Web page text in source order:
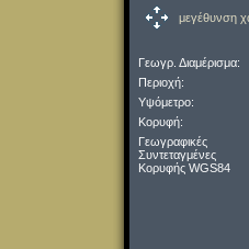
μεγέθυνση
Γεωγρ. Διαμέρισμα:
Περιοχή:
Υψόμετρο:
Κορυφή:
Γεωγραφικές
Συντεταγμένες
Κορυφής WGS84